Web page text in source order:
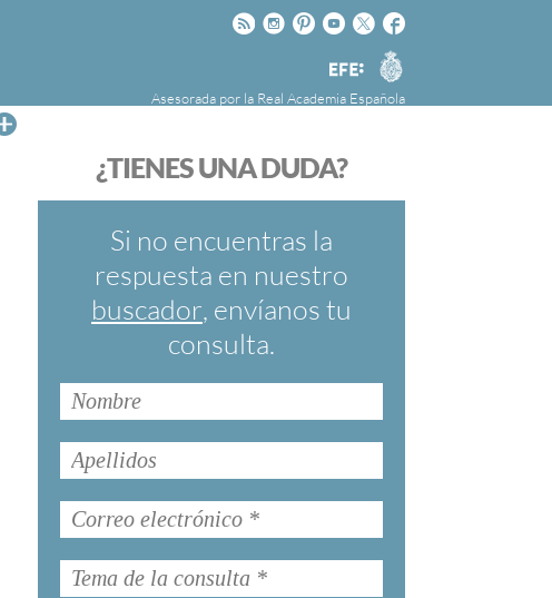
Facebook
Twitter
Youtube
Pinteres
Instagram
Rss
Agencia
EFE
Asesorada por la Real Academia Española
FundéuRAE es una fundación patrocinada por
cuyo objetivo es colaborar con el buen uso del
español en los medios de comunicación y en
Internet.
¿TIENES UNA DUDA?
Si no encuentras la
respuesta en nuestro
buscador, envíanos tu
consulta.